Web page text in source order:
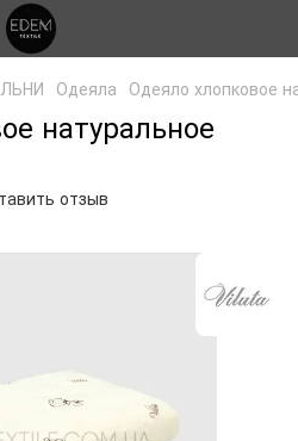
Одеяла Одеяло хлопковое
натуральное
отзыв